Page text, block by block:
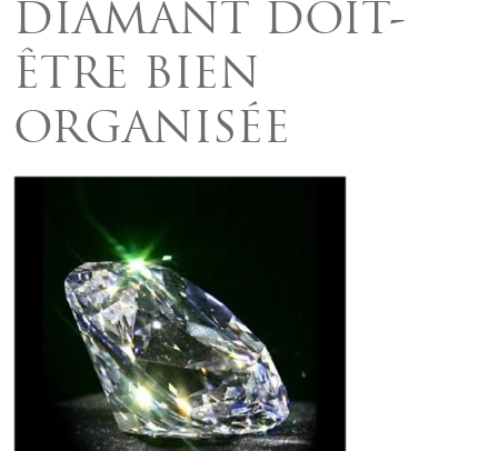
DIAMANT DOIT-
ÊTRE BIEN
ORGANISÉE